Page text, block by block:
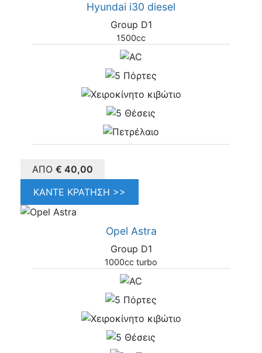
Hyundai i30 diesel
Group D1
1500cc
ΑΠΌ € 40,00
ΚΆΝΤΕ ΚΡΆΤΗΣΗ >>
Opel Astra
Group D1
1000cc turbo